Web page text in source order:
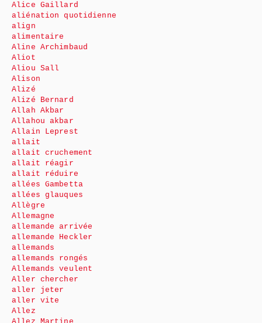
Alice Gaillard
aliénation quotidienne
align
alimentaire
Aline Archimbaud
Aliot
Aliou Sall
Alison
Alizé
Alizé Bernard
Allah Akbar
Allahou akbar
Allain Leprest
allait
allait cruchement
allait réagir
allait réduire
allées Gambetta
allées glauques
Allègre
Allemagne
allemande arrivée
allemande Heckler
allemands
allemands rongés
Allemands veulent
Aller chercher
aller jeter
aller vite
Allez